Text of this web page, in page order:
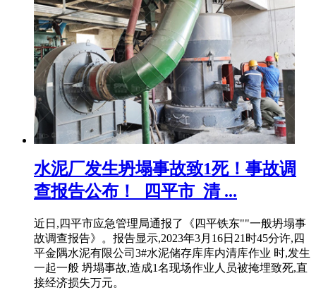
水泥厂发生坍塌事故致1死！事故调
查报告公布！_四平市_清 ...
近日,四平市应急管理局通报了《四平铁东""一般坍塌事
故调查报告》。报告显示,2023年3月16日21时45分许,四
平金隅水泥有限公司3#水泥储存库库内清库作业 时,发生
一起一般 坍塌事故,造成1名现场作业人员被掩埋致死,直
接经济损失万元。